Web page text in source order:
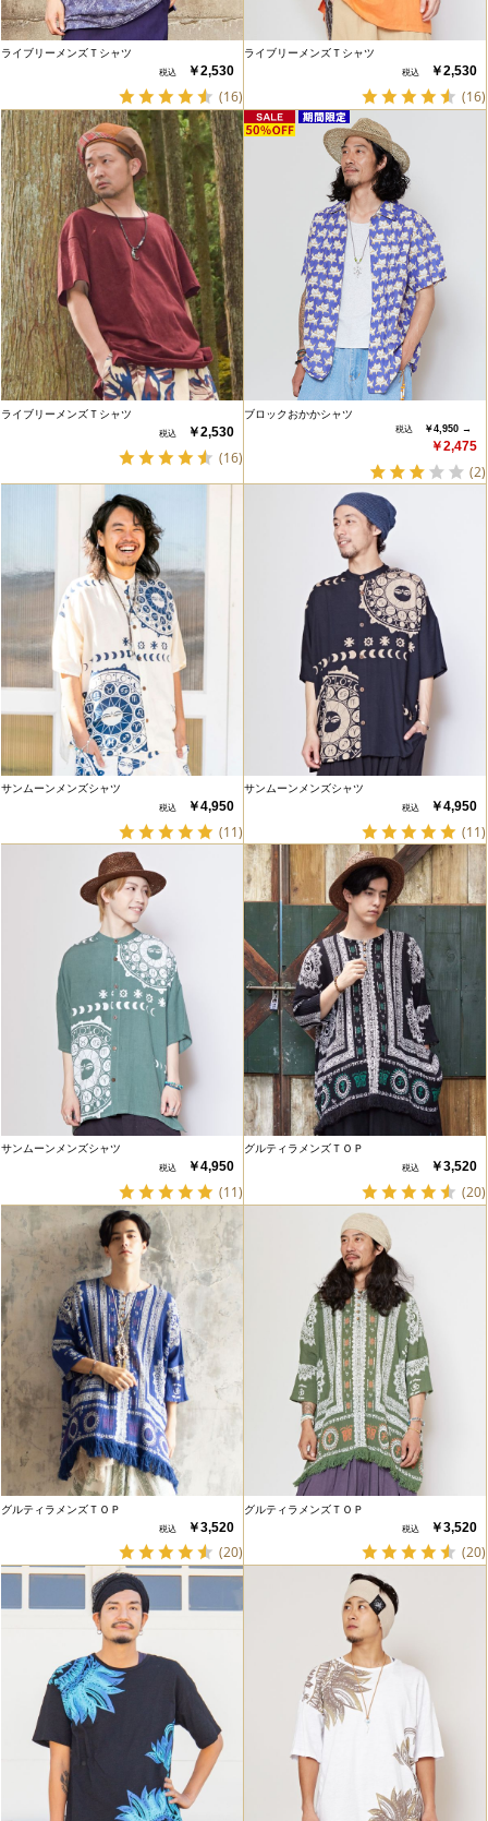
ライブリーメンズＴシャツ
￥2,530
(16)
ライブリーメンズＴシャツ
￥2,530
(16)
ライブリーメンズＴシャツ
￥2,530
(16)
ブロックおかかシャツ
￥4,950 →
￥2,475
(2)
サンムーンメンズシャツ
￥4,950
(11)
サンムーンメンズシャツ
￥4,950
(11)
サンムーンメンズシャツ
￥4,950
(11)
グルティラメンズＴＯＰ
￥3,520
(20)
グルティラメンズＴＯＰ
￥3,520
(20)
グルティラメンズＴＯＰ
￥3,520
(20)